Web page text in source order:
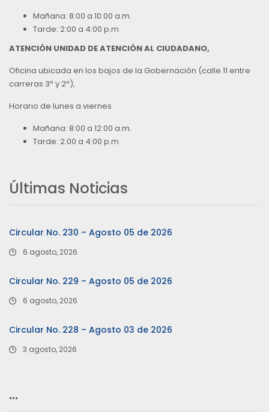
Mañana: 8:00 a 10:00 a.m.
Tarde: 2:00 a 4:00 p.m
ATENCIÓN UNIDAD DE ATENCIÓN AL CIUDADANO,
Oficina ubicada en los bajos de la Gobernación (calle 11 entre
carreras 3ª y 2ª),
Horario de lunes a viernes
Mañana: 8:00 a 12:00 a.m.
Tarde: 2:00 a 4:00 p.m
Últimas Noticias
Circular No. 230 – Agosto 05 de 2026
6 agosto, 2026
Circular No. 229 – Agosto 05 de 2026
6 agosto, 2026
Circular No. 228 – Agosto 03 de 2026
3 agosto, 2026
…